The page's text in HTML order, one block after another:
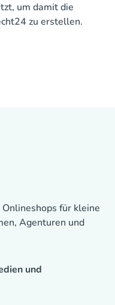
um damit die
zu erstellen.
für kleine
Agenturen und
und